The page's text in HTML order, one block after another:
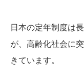
日本の定年制度は
が、高齢化社会に
きています。